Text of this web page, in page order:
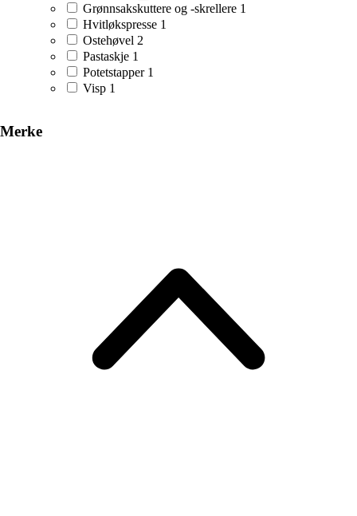
Grønnsakskuttere og -skrellere 1
Hvitløkspresse 1
Ostehøvel 2
Pastaskje 1
Potetstapper 1
Visp 1
Merke